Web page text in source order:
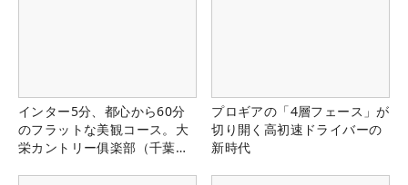
インター5分、都心から60分
のフラットな美観コース。大
栄カントリー俱楽部（千葉
プロギアの「4層フェース」が
切り開く高初速ドライバーの
新時代